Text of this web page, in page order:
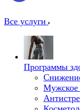
Все услуги
Программы
Мужское